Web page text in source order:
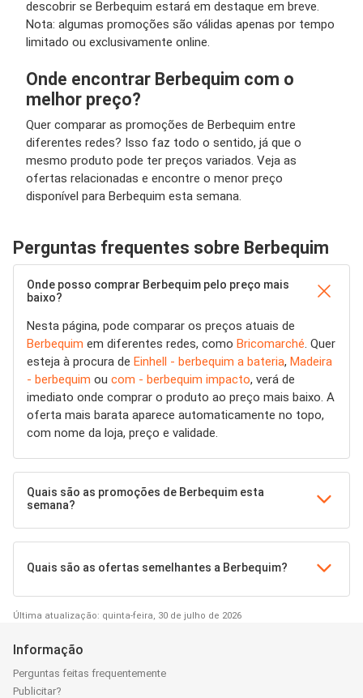
descobrir se Berbequim estará em destaque em breve.
Nota: algumas promoções são válidas apenas por tempo
limitado ou exclusivamente online.
Onde encontrar Berbequim com o
melhor preço?
Quer comparar as promoções de Berbequim entre
diferentes redes? Isso faz todo o sentido, já que o
mesmo produto pode ter preços variados. Veja as
ofertas relacionadas e encontre o menor preço
disponível para Berbequim esta semana.
Perguntas frequentes sobre Berbequim
Onde posso comprar Berbequim pelo preço mais
baixo?
Nesta página, pode comparar os preços atuais de
Berbequim em diferentes redes, como Bricomarché . Quer
esteja à procura de Einhell - berbequim a bateria, Madeira
- berbequim ou com - berbequim impacto, verá de
imediato onde comprar o produto ao preço mais baixo. A
oferta mais barata aparece automaticamente no topo,
com nome da loja, preço e validade.
Quais são as promoções de Berbequim esta
semana?
Quais são as ofertas semelhantes a Berbequim?
Última atualização: quinta-feira, 30 de julho de 2026
Informação
Perguntas feitas frequentemente
Publicitar?